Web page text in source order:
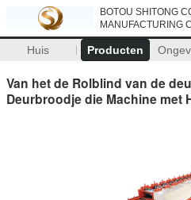
BOTOU SHITONG
MANUFACTURING
Huis Producten
Van het de Rolblind van de
Deurbroodje die Machine met